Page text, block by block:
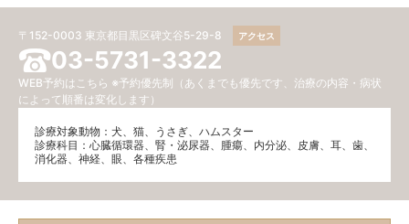
〒152-0003 東京都目黒区碑文谷5-29-8 アクセス
03-5731-3322
WEB予約はこちら ※予約優先制（あくまでも優先です、治療の内容・病状
によって順番は変化します）
診療対象動物：犬、猫、うさぎ、ハムスター
診療科目：⼼臓循環器、腎・泌尿器、腫瘍、内分泌、⽪膚、耳、歯、
消化器、神経、眼、各種疾患